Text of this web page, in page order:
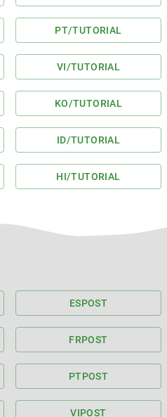
PT/TUTORIAL
VI/TUTORIAL
KO/TUTORIAL
ID/TUTORIAL
HI/TUTORIAL
ESPOST
FRPOST
PTPOST
VIPOST